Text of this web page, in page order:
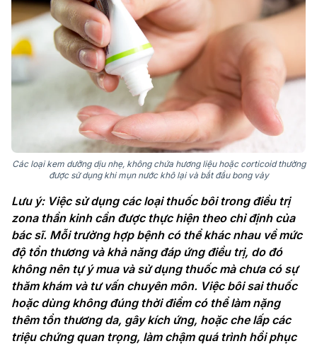
Các loại kem dưỡng dịu nhẹ, không chứa hương liệu hoặc corticoid thường
được sử dụng khi mụn nước khô lại và bắt đầu bong vảy
Lưu ý: Việc sử dụng các loại thuốc bôi trong điều trị
zona thần kinh cần được thực hiện theo chỉ định của
bác sĩ. Mỗi trường hợp bệnh có thể khác nhau về mức
độ tổn thương và khả năng đáp ứng điều trị, do đó
không nên tự ý mua và sử dụng thuốc mà chưa có sự
thăm khám và tư vấn chuyên môn. Việc bôi sai thuốc
hoặc dùng không đúng thời điểm có thể làm nặng
thêm tổn thương da, gây kích ứng, hoặc che lấp các
triệu chứng quan trọng, làm chậm quá trình hồi phục